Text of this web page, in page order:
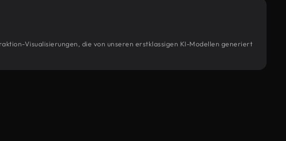
Visualisierungen, die von unseren erstklassigen KI-Modellen generiert